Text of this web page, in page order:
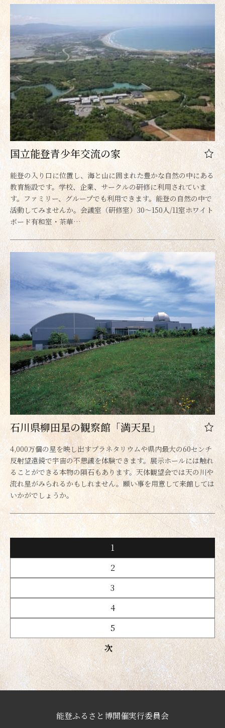
国立能登青少年交流の家
能登の入り口に位置し、海と山に囲まれた豊かな自然の中にある
教育施設です。学校、企業、サークルの研修に利用されていま
す。ファミリー、グループでも利用できます。能登の自然の中で
活動してみませんか。会議室（研修室）30～150人/11室ホワイト
ボード有和室・茶華…
石川県柳田星の観察館「満天星」
4,000万個の星を映し出すプラネタリウムや県内最大の60センチ
反射望遠鏡で宇宙の不思議を体験できます。展示ホールには触れ
ることができる本物の隕石もあります。天体観望会では天の川や
流れ星がみられるかもしれません。願い事を用意して来館しては
いかがでしょうか。
1
2
3
4
5
次
能登ふるさと博開催実行委員会